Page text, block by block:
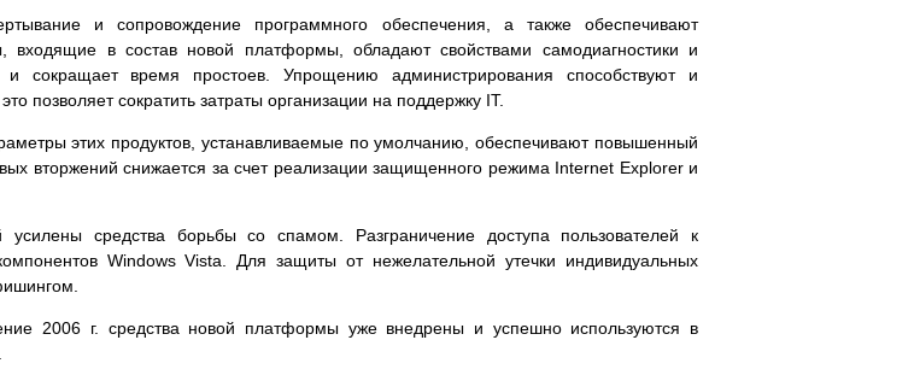
и сопровождение программного обеспечения, а также обеспечивают
входящие в состав новой платформы, обладают свойствами самодиагностики и
и сокращает время простоев. Упрощению администрирования способствуют и
позволяет сократить затраты организации на поддержку IT.
этих продуктов, устанавливаемые по умолчанию, обеспечивают повышенный
вторжений снижается за счет реализации защищенного режима Internet Explorer и
средства борьбы со спамом. Разграничение доступа пользователей к
Windows Vista. Для защиты от нежелательной утечки индивидуальных
2006 г. средства новой платформы уже внедрены и успешно используются в